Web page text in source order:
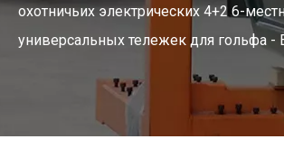
охотничьих электрических 4+2 6-
универсальных тележек для гольфа -